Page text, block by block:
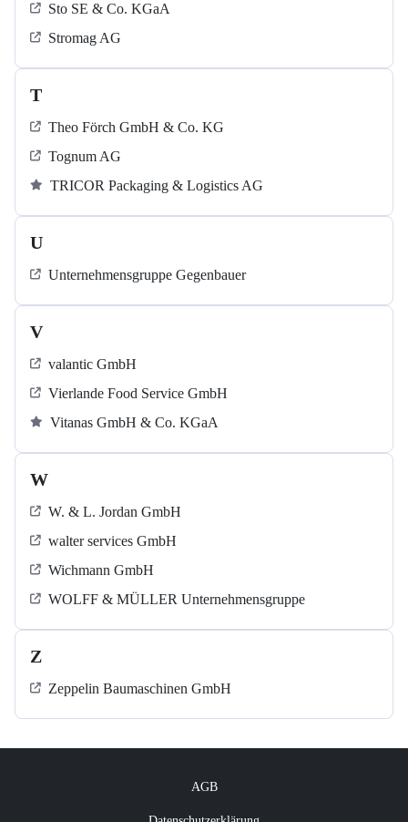
Sto SE & Co. KGaA
Stromag AG
T
Theo Förch GmbH & Co. KG
Tognum AG
TRICOR Packaging & Logistics AG
U
Unternehmensgruppe Gegenbauer
V
valantic GmbH
Vierlande Food Service GmbH
Vitanas GmbH & Co. KGaA
W
W. & L. Jordan GmbH
walter services GmbH
Wichmann GmbH
WOLFF & MÜLLER Unternehmensgruppe
Z
Zeppelin Baumaschinen GmbH
AGB